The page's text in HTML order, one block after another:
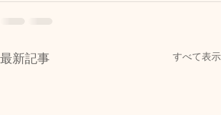
最新記事 すべて表示